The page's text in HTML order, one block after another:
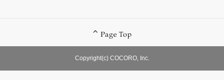
Copyright(c) COCORO, Inc.